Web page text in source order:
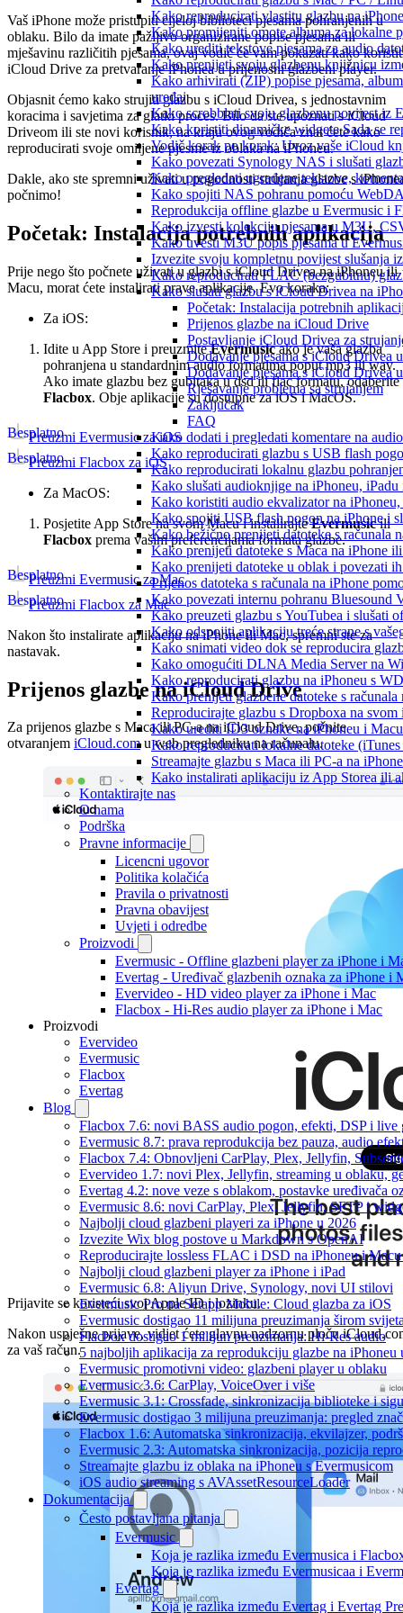
Kako reproducirati vlastitu glazbu na
Kako promijeniti omote albuma za lokalne
Kako urediti tekstove pjesama za audio
Kako prenijeti svoju glazbenu knjižnicu
Kako arhivirati (ZIP) popise pjesama,
uređaj
Kako scrobblati svoju glazbenu povijest iz
Kako koristiti dinamičke widgete Sada se
Vodič korak po korak: Uvoz vaše iCloud
Kako povezati Synology NAS i slušati
Kako pregledati ugrađene tekstove,
Kako spojiti NAS pohranu pomoću
Reprodukcija offline glazbe u Evermusic i
Kako izvesti kolekciju pjesama u M3U,
Kako uvesti M3U popis pjesama u
Izvezite svoju kompletnu povijest slušanja
Kako reproducirati FLAC (bezgubitnu)
Kako slušati glazbu s iCloud Drivea na
Početak: Instalacija potrebnih
Prijenos glazbe na iCloud Drive
Postavljanje iCloud Drivea za
Dodavanje pjesama s iCloud Drivea
Dodavanje pjesama s iCloud Drivea
Rješavanje problema sa strujanjem
Zaključak
FAQ
Kako dodati i pregledati komentare na
Kako reproducirati glazbu s USB flash
Kako reproducirati lokalnu glazbu
Kako slušati audioknjige na iPhoneu,
Kako koristiti audio ekvalizator na
Kako spojiti USB flash pogon na iPhone i
Kako bežično prenijeti datoteke s računala
Kako prenijeti datoteke s Maca na iPhone
Kako prenijeti datoteke u oblak i povezati
Prijenos datoteka s računala na iPhone
Kako povezati internu pohranu Bluesound
Kako preuzeti glazbu s YouTubea i slušati
Kako odspojiti aplikaciju treće strane s
Kako snimati video dok se reproducira
Kako omogućiti DLNA Media Server na
Kako reproducirati glazbu na iPhoneu s
Kako prenijeti glazbene datoteke s
Reproducirajte glazbu s Dropboxa na
Kako urediti ID3 oznake na iPhoneu i Macu
Kako reproducirati lokalne datoteke
Streamajte glazbu s Maca ili PC-a na
Kako instalirati aplikaciju iz App Storea ili
Kontaktirajte nas
O nama
Podrška
Pravne informacije
Licencni ugovor
Politika kolačića
Pravila o privatnosti
Pravna obavijest
Uvjeti i odredbe
Proizvodi
Evermusic - Offline glazbeni player za iPhone i
Evertag - Uređivač glazbenih oznaka za iPhone i
Evervideo - HD video player za iPhone i Mac
Flacbox - Hi-Res audio player za iPhone i Mac
Proizvodi
Evervideo
Evermusic
Flacbox
Evertag
Blog
Flacbox 7.6: novi BASS audio pogon, efekti, DSP i live
Evermusic 8.7: prava reprodukcija bez pauza, audio
Flacbox 7.4: Obnovljeni CarPlay, Plex, Jellyfin,
Evervideo 1.7: novi Plex, Jellyfin, streaming u oblaku,
Evertag 4.2: nove veze s oblakom, postavke uređivača
Evermusic 8.6: novi CarPlay, Plex, Jellyfin, SFTP i
Najbolji cloud glazbeni playeri za iPhone u 2026
Izvezite Wix blog postove u Markdown s OpenAI
Reproducirajte lossless FLAC i DSD na iPhoneu i
Najbolji cloud glazbeni player za iPhone i iPad
Evermusic 6.8: Aliyun Drive, Synology, novi UI stilovi
Evermusic Pro na Setapp Mobile: Cloud glazba za iOS
Evermusic dostigao 11 milijuna preuzimanja širom
Flacbox dostigao 1 milijun preuzimanja: Hi-Res audio
5 najboljih aplikacija za reprodukciju glazbe na iPhoneu
Evermusic promotivni video: glazbeni player u oblaku
Evermusic 3.6: CarPlay, VoiceOver i više
Evermusic 3.1: Crossfade, sinkronizacija biblioteke i
Evermusic dostigao 3 milijuna preuzimanja: pregled
Flacbox 1.6: Automatska sinkronizacija, ekvilajzer,
Evermusic 2.3: Automatska sinkronizacija, pozicija
Streamajte glazbu iz oblaka na iPhoneu s Evermusicom
iOS audio streaming s AVAssetResourceLoader
Dokumentacija
Često postavljana pitanja
Evermusic
Koja je razlika između Evermusica i
Koja je razlika između Evermusicaa i
Evertag
Koja je razlika između Evertag i Evertag
Vaš iPhone može pristupiti cijeloj biblioteci pjesama pohranjenih u
oblaku. Bilo da imate pažljivo organizirane popise pjesama ili
mješavinu različitih pjesama, ovaj vodič će vam pokazati kako
iCloud Drive za pretvaranje iPhonea u prijenosni glazbeni player.
Objasnit ćemo kako strujiti glazbu s iCloud Drivea, s jednostavnim
koracima i savjetima za glatki proces. Bilo da ste upoznati s iCloud
Driveom ili ste novi korisnik, na kraju ovog vodiča znat ćete kako
reproducirati svoje omiljene pjesme iz oblaka na iPhoneu.
Dakle, ako ste spremni uživati u pogodnosti strujanja glazbe s
počnimo!
Početak: Instalacija potrebnih aplikacija
Prije nego što počnete uživati u glazbi s iCloud Drivea na iPhoneu ili
Macu, morat ćete instalirati prave aplikacije. Evo koraka:
Za iOS:
Idite u App Store i preuzmiteEvermusicako je vaša glazba
pohranjena u standardnim audio formatima poput mp3 ili wav.
Ako imate glazbu bez gubitaka u dsd ili flac formatu, odaberite
Flacbox. Obje aplikacije su dostupne za iOS i MacOS.
Preuzmi Evermusic za iOS
Besplatno
Preuzmi Flacbox za iOS
Besplatno
Za MacOS:
Posjetite App Store na svom Macu i instalirajteEvermusicili
Flacbox prema vašim preferencijama formata glazbe.
Preuzmi Evermusic za Mac
Besplatno
Preuzmi Flacbox za Mac
Besplatno
Nakon što instalirate aplikaciju na iPhone ili Mac, spremni ste za
nastavak.
Prijenos glazbe na iCloud Drive
Za prijenos glazbe s Maca ili PC-a na iCloud Drive, počnite
otvaranjem iCloud.comu web pregledniku na računalu.
Prijavite se koristeći svoj Apple ID i lozinku.
Nakon uspješne prijave, vidjet ćete glavnu nadzornu ploču
za vaš račun.